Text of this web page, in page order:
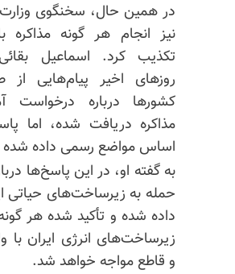
در همین حال، سخنگوی
نیز انجام هر گونه مذاکره
تکذیب کرد. اسماعیل
روزهای اخیر پیام‌هایی از
کشورها درباره درخواست
مذاکره دریافت شده، اما
اساس مواضع رسمی داده
به گفته او، در این پاسخ‌ها
حمله به زیرساخت‌های حیاتی
داده شده و تأکید شده هر
زیرساخت‌های انرژی ایران با
و قاطع مواجه خواهد شد.